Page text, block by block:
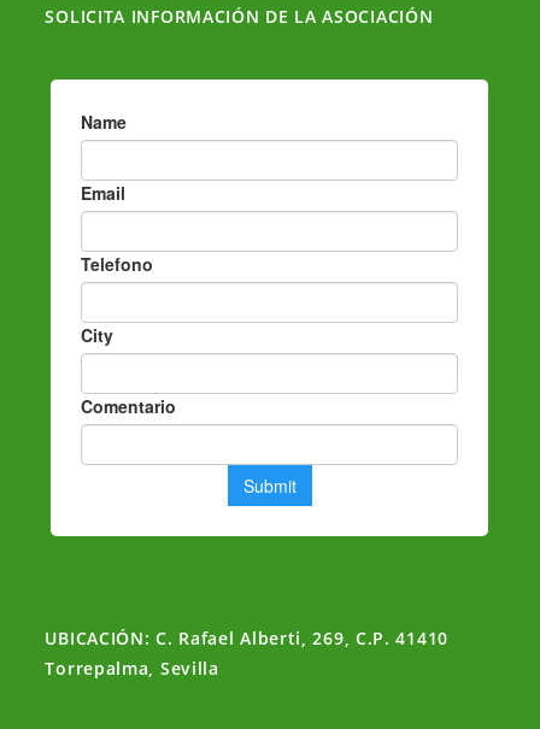
SOLICITA INFORMACIÓN DE LA ASOCIACIÓN
UBICACIÓN: C. Rafael Alberti, 269, C.P. 41410
Torrepalma, Sevilla